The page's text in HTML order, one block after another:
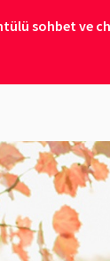
sohbet ve